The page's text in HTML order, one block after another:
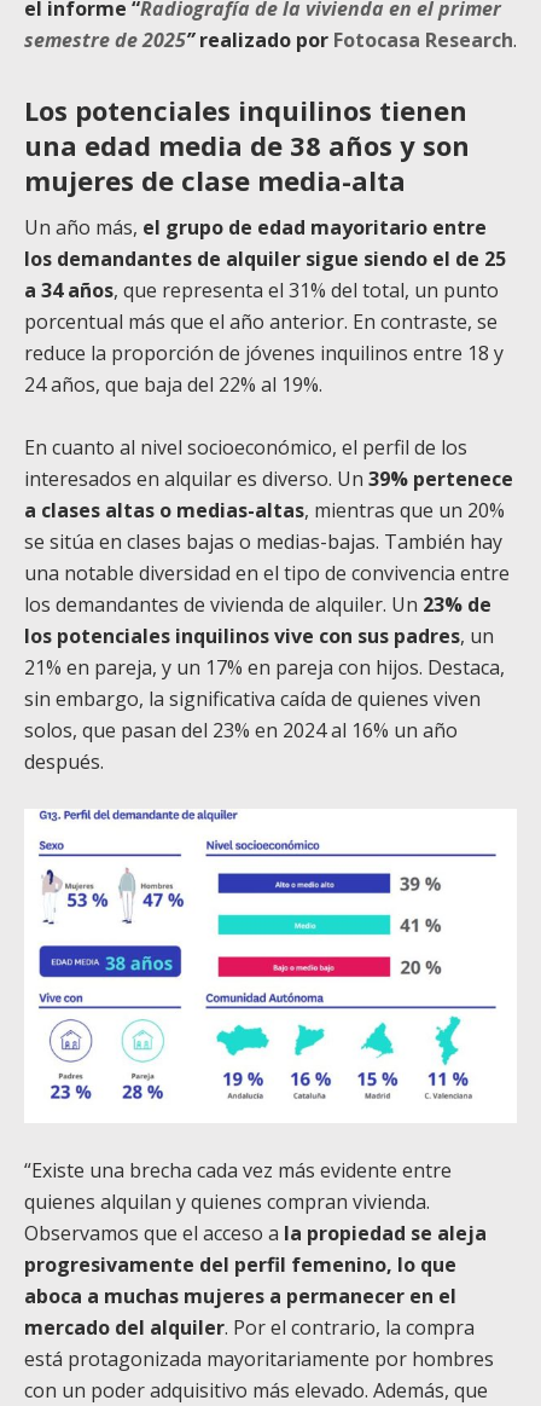
el informe “Radiografía de la vivienda en el primer
semestre de 2025”realizado por Fotocasa Research.
Los potenciales inquilinos tienen
una edad media de 38 años y son
mujeres de clase media-alta
Un año más, el grupo de edad mayoritario entre
los demandantes de alquiler sigue siendo el de 25
a 34 años, que representa el 31% del total, un punto
porcentual más que el año anterior. En contraste, se
reduce la proporción de jóvenes inquilinos entre 18 y
24 años, que baja del 22% al 19%.
En cuanto al nivel socioeconómico, el perfil de los
interesados en alquilar es diverso. Un 39% pertenece
a clases altas o medias-altas, mientras que un 20%
se sitúa en clases bajas o medias-bajas. También hay
una notable diversidad en el tipo de convivencia entre
los demandantes de vivienda de alquiler. Un 23% de
los potenciales inquilinos vive con sus padres, un
21% en pareja, y un 17% en pareja con hijos. Destaca,
sin embargo, la significativa caída de quienes viven
solos, que pasan del 23% en 2024 al 16% un año
después.
“Existe una brecha cada vez más evidente entre
quienes alquilan y quienes compran vivienda.
Observamos que el acceso a la propiedad se aleja
progresivamente del perfil femenino, lo que
aboca a muchas mujeres a permanecer en el
mercado del alquiler. Por el contrario, la compra
está protagonizada mayoritariamente por hombres
con un poder adquisitivo más elevado. Además, que